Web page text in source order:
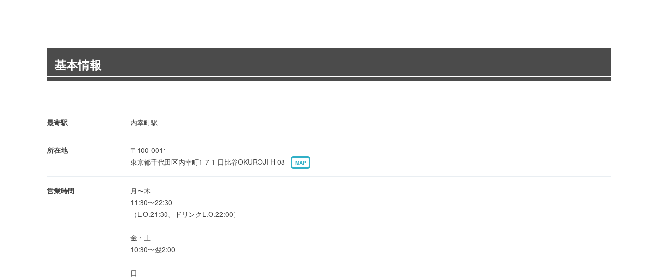
基本情報
最寄駅 内幸町駅
所在地
〒100-0011
東京都千代田区内幸町1-7-1 日比谷OKUROJI H 08
MAP
営業時間
月〜木
11:30〜22:30
（L.O.21:30、ドリンクL.O.22:00）
金・土
10:30〜翌2:00
日